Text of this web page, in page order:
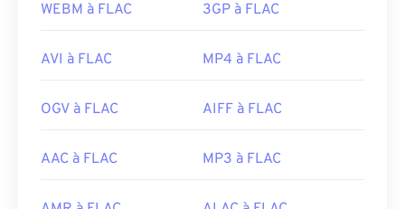
WEBM à FLAC 3GP à FLAC
AVI à FLAC MP4 à FLAC
OGV à FLAC AIFF à FLAC
AAC à FLAC MP3 à FLAC